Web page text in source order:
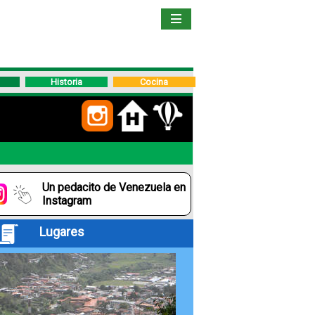
Historia Cocina
Un pedacito de Venezuela en
Instagram
Lugares